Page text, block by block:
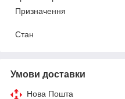
Призначення
Стан
Умови доставки
Нова Пошта